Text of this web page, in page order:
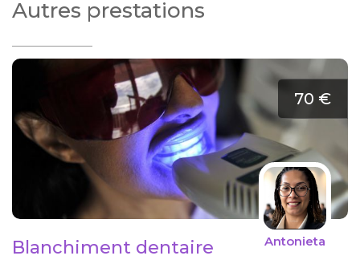
Autres prestations
70 €
Antonieta
Blanchiment dentaire